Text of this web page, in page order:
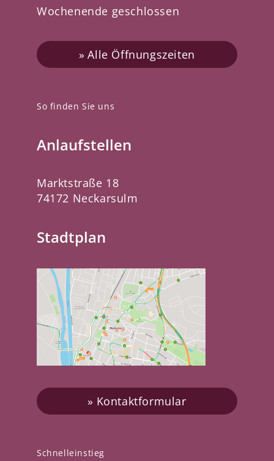
Schnelleinstieg
So finden Sie uns
Anlaufstellen
Marktstraße 18
74172 Neckarsulm
Stadtplan
Kontaktformular
Wochenende geschlossen
Alle Öffnungszeiten